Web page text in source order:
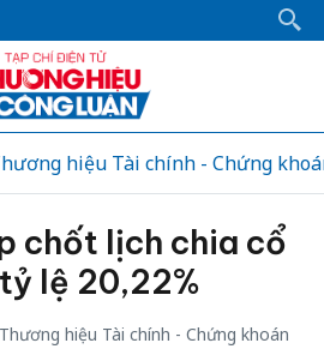
hiệu Tài chính - Chứng
chốt lịch chia cổ
lệ 20,22%
Thương hiệu Tài chính - Chứng khoán